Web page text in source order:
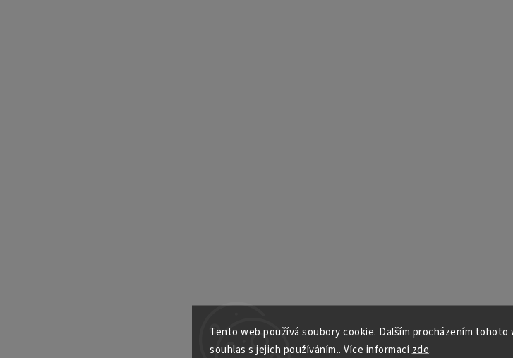
Tento web používá soubory cookie. Dalším procházením
souhlas s jejich používáním.. Více informacízde.